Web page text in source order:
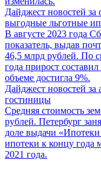
Дайджест новостей за
выгодные льготные
В августе 2023 года
показатель, выдав
46,5 млрд рублей. По
года прирост
объеме достигла 9%.
Дайджест новостей
гостиницы
Средняя стоимость
рублей. Петербург
доле выдачи
ипотеки к концу года
2021 года.